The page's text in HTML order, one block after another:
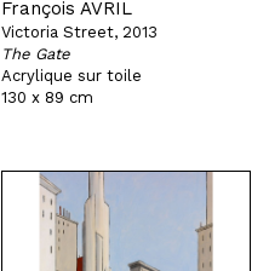
François AVRIL
Victoria Street, 2013
The Gate
Acrylique sur toile
130 x 89 cm